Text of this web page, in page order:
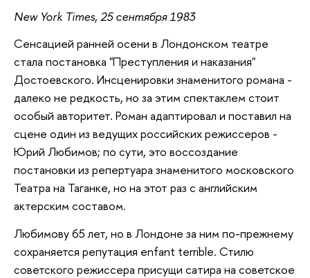
New York Times, 25 сентября 1983
Сенсацией ранней осени в Лондонском театре
стала постановка "Преступления и наказания"
Достоевского. Инсценировки знаменитого романа -
далеко не редкость, но за этим спектаклем стоит
особый авторитет. Роман адаптировал и поставил на
сцене один из ведущих российских режиссеров -
Юрий Любимов; по сути, это воссоздание
постановки из репертуара знаменитого московского
Театра на Таганке, но на этот раз с английским
актерским составом.
Любимову 65 лет, но в Лондоне за ним по-прежнему
сохраняется репутация enfant terrible. Стилю
советского режиссера присущи сатира на советское